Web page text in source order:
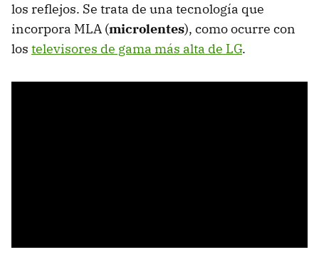
los reflejos. Se trata de una tecnología que
incorpora MLA (microlentes), como ocurre con
los televisores de gama más alta de LG.